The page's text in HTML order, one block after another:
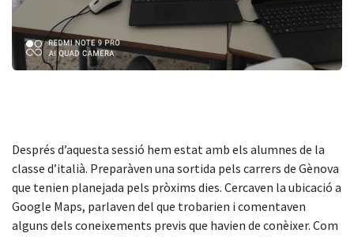
Després d’aquesta sessió hem estat amb els alumnes de la
classe d’italià. Preparàven una sortida pels carrers de Gènova
que tenien planejada pels pròxims dies. Cercaven la ubicació a
Google Maps, parlaven del que trobarien i comentaven
alguns dels coneixements previs que havien de conèixer. Com